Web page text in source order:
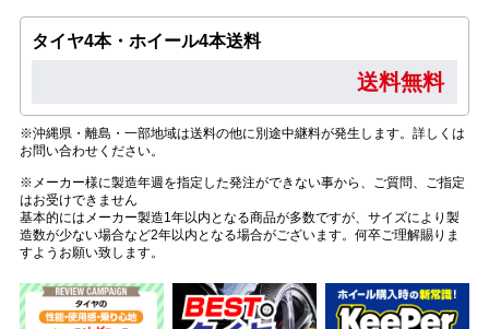
タイヤ4本・ホイール4本送料
送料無料
※沖縄県・離島・一部地域は送料の他に別途中継料が発生します。詳しくは
お問い合わせください。
※メーカー様に製造年週を指定した発注ができない事から、ご質問、ご指定
はお受けできません
基本的にはメーカー製造1年以内となる商品が多数ですが、サイズにより製
造数が少ない場合など2年以内となる場合がございます。何卒ご理解賜りま
すようお願い致します。